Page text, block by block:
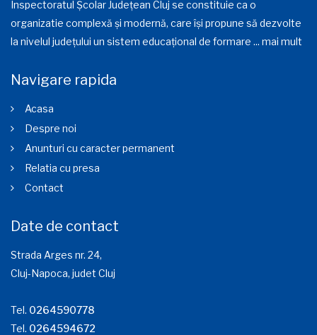
Inspectoratul Școlar Județean Cluj se constituie ca o
organizatie complexă și modernă, care își propune să dezvolte
la nivelul județului un sistem educațional de formare ... mai mult
Navigare rapida
Acasa
Despre noi
Anunturi cu caracter permanent
Relatia cu presa
Contact
Date de contact
Strada Arges nr. 24,
Cluj-Napoca, judet Cluj
Tel. 0264590778
Tel. 0264594672